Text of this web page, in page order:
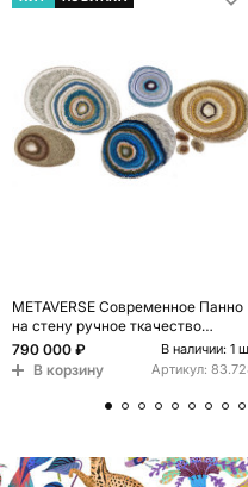
METAVERSE Современное Панно
на стену ручное ткачество
Большая композиция из 5 частей
790 000 ₽ В наличии: 1
В корзину Артикул: